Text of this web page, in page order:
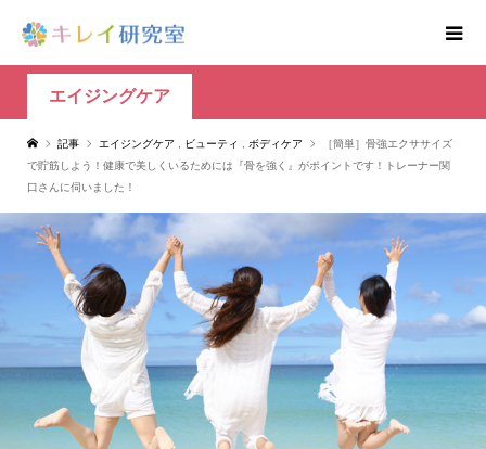
エイジングケア
記事 エイジングケア ビューティ ボディケア
［簡単］骨強エクササイズ
で貯筋しよう！健康で美しくいるためには『骨を強く』がポイントです！トレーナー関
口さんに伺いました！